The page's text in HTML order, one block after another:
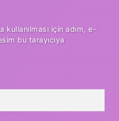
kullanılması için adım, e-
bu tarayıcıya